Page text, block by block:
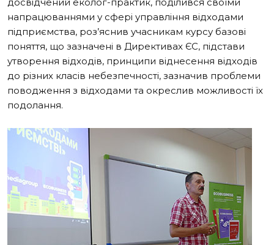
досвідчений еколог-практик, поділився своїми
напрацюваннями у сфері управління відходами
підприємства, роз’яснив учасникам курсу базові
поняття, що зазначені в Директивах ЄС, підстави
утворення відходів, принципи віднесення відходів
до різних класів небезпечності, зазначив проблеми
поводження з відходами та окреслив можливості їх
подолання.